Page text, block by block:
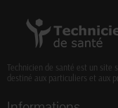
Technicien de santé est un site
destiné aux particuliers et aux